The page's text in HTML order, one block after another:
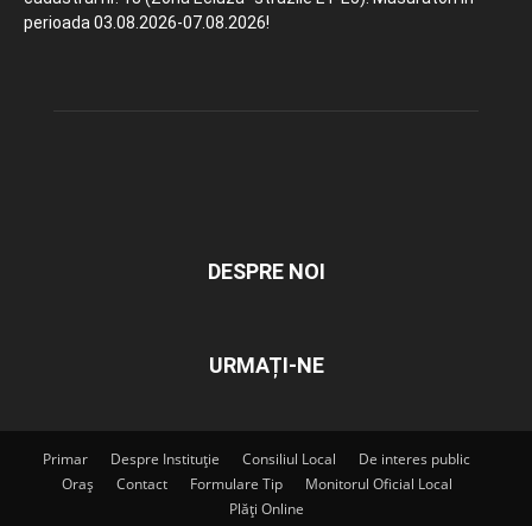
perioada 03.08.2026-07.08.2026!
DESPRE NOI
URMAȚI-NE
Primar Despre Instituție Consiliul Local
De interes public
Oraș
Contact Formulare Tip
Monitorul Oficial Local
Plăți Online